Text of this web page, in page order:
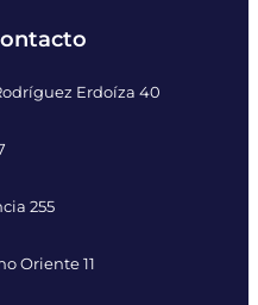
Erdoíza 40
255
Oriente 11